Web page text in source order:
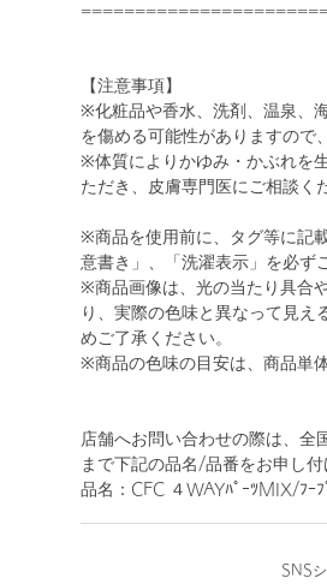
【注意事項】
※化粧品や香水、洗剤、温泉、
を傷める可能性がありますので
※体質によりかゆみ・かぶれを
ただき、皮膚専門医にご相談く
※商品を使用前に、タグ等に記
意書き」、「洗濯表示」を必ず
※商品画像は、光の当たり具合
り、実際の色味と異なって見え
めご了承ください。
※商品の色味の目安は、商品単
店舗へお問い合わせの際は、全
まで下記の品名/品番をお申し付
品名：CFC ４WAYﾊﾟｰﾂMIX/ﾌｰ
SNS